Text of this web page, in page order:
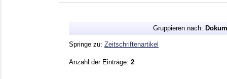
Gruppieren nach:
Springe zu: Zeitschriftenartikel
Anzahl der Einträge: 2